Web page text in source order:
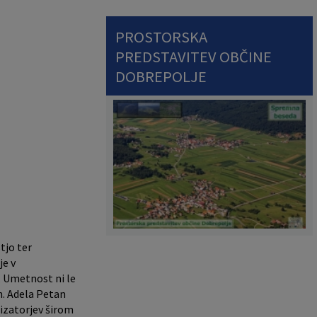
ter
v
Umetnost ni le
Adela Petan
širom
PROSTORSKA
PREDSTAVITEV OBČINE
DOBREPOLJE